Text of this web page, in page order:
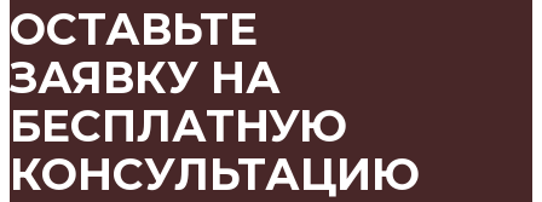
ОСТАВЬТЕ
ЗАЯВКУ НА
БЕСПЛАТНУЮ
КОНСУЛЬТАЦИЮ